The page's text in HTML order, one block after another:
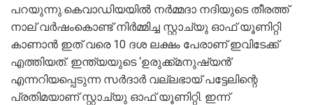
പറയുന്നു.കെവാഡിയയിൽ നർമ്മദാ നദിയുടെ തീരത്ത്
നാല് വർഷംകൊണ്ട് നിർമ്മിച്ച സ്റ്റാച്യു ഓഫ് യൂണിറ്റി
കാണാൻ ഇത് വരെ 10 ദശ ലക്ഷം പേരാണ് ഇവിടേക്ക്
എത്തിയത്. ഇന്ത്യയുടെ ‘ഉരുക്ക്മനുഷ്യൻ’
എന്നറിയപ്പെടുന്ന സര്‍ദാര്‍ വല്ലഭായ് പട്ടേലിന്റെ
പ്രതിമയാണ് സ്റ്റാച്യു ഓഫ് യൂണിറ്റി. ഇന്ന്